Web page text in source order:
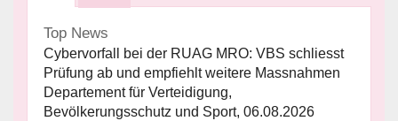
Top News
Cybervorfall bei der RUAG MRO: VBS schliesst
Prüfung ab und empfiehlt weitere Massnahmen
Departement für Verteidigung,
Bevölkerungsschutz und Sport, 06.08.2026